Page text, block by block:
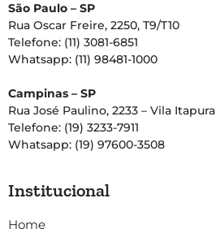
São Paulo – SP
Rua Oscar Freire, 2250, T9/T10
Telefone: (11) 3081-6851
Whatsapp: (11) 98481-1000
Campinas – SP
Rua José Paulino, 2233 – Vila Itapura
Telefone: (19) 3233-7911
Whatsapp: (19) 97600-3508
Institucional
Home